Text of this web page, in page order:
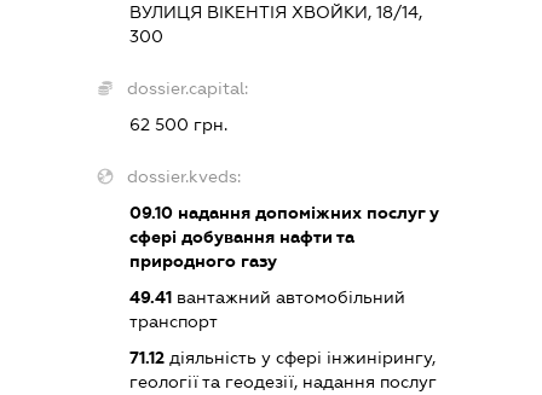
ВУЛИЦЯ ВІКЕНТІЯ ХВОЙКИ, 18/14,
300
dossier.capital:
62 500 грн.
dossier.kveds:
09.10 надання допоміжних послуг у
сфері добування нафти та
природного газу
49.41 вантажний автомобільний
транспорт
71.12 діяльність у сфері інжинірингу,
геології та геодезії, надання послуг